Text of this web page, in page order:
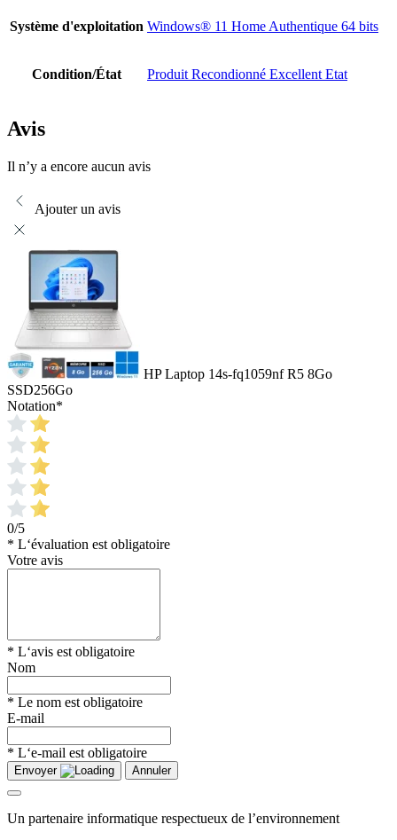
Système d'exploitation Windows® 11 Home Authentique 64 bits
Condition/État Produit Recondionné Excellent Etat
Avis
Il n’y a encore aucun avis
Ajouter un avis
HP Laptop 14s-fq1059nf R5 8Go
SSD256Go
Notation*
0/5
* L‘évaluation est obligatoire
Votre avis
* L‘avis est obligatoire
Nom
* Le nom est obligatoire
E-mail
* L‘e-mail est obligatoire
Envoyer Annuler
Un partenaire informatique respectueux de l’environnement